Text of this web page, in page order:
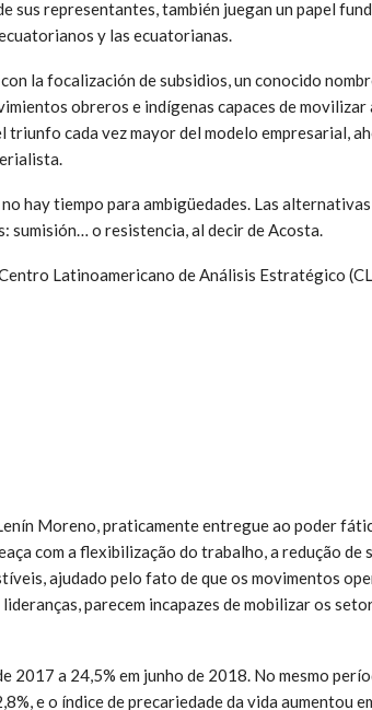
sus representantes, también juegan un papel
y las ecuatorianas.
la focalización de subsidios, un conocido
obreros e indígenas capaces de
triunfo cada vez mayor del modelo empresarial,
hay tiempo para ambigüedades. Las
sumisión… o resistencia, al decir de Acosta.
Latinoamericano de Análisis Estratégico
Moreno, praticamente entregue ao poder
com a flexibilização do trabalho, a redução de
ajudado pelo fato de que os movimentos
parecem incapazes de mobilizar os
2017 a 24,5% em junho de 2018. No mesmo
e o índice de precariedade da vida aumentou